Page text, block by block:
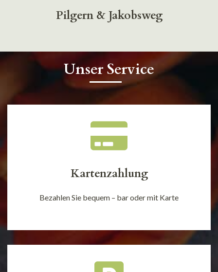
Pilgern & Jakobsweg
Unser Service
Kartenzahlung
Bezahlen Sie bequem – bar oder mit Karte